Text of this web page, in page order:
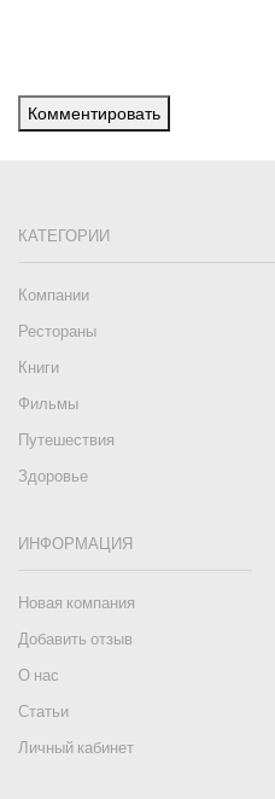
Комментировать
КАТЕГОРИИ
Компании
Рестораны
Книги
Фильмы
Путешествия
Здоровье
ИНФОРМАЦИЯ
Новая компания
Добавить отзыв
О нас
Статьи
Личный кабинет